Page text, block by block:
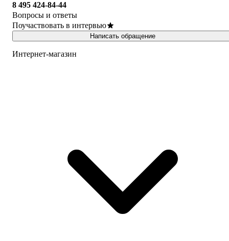
8 495 424-84-44
Вопросы и ответы
Поучаствовать в интервью
Написать обращение
Интернет-магазин